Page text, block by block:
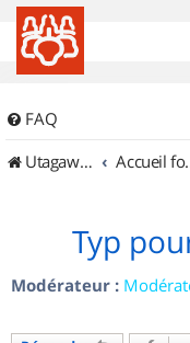
FAQ
UtagawaVTT (Randos VTT et VTTAE avec traces GPS)
Typ
Modérateur :